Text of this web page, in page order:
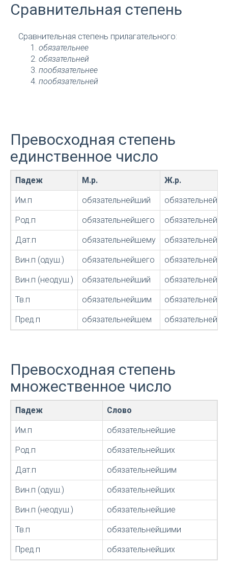
Сравнительная степень
Сравнительная степень прилагательного:
обязательнее
обязательней
пообязательнее
пообязательней
Превосходная степень
единственное число
Падеж М.р. Ж.р.
Им.п обязательнейший
Род.п обязательнейшего
Дат.п обязательнейшему
Вин.п (одуш.) обязательнейшего
Вин.п (неодуш.) обязательнейший
Тв.п обязательнейшим
Пред.п обязательнейшем
Превосходная степень
множественное число
Падеж Слово
Им.п обязательнейшие
Род.п обязательнейших
Дат.п обязательнейшим
Вин.п (одуш.) обязательнейших
Вин.п (неодуш.) обязательнейшие
Тв.п обязательнейшими
Пред.п обязательнейших